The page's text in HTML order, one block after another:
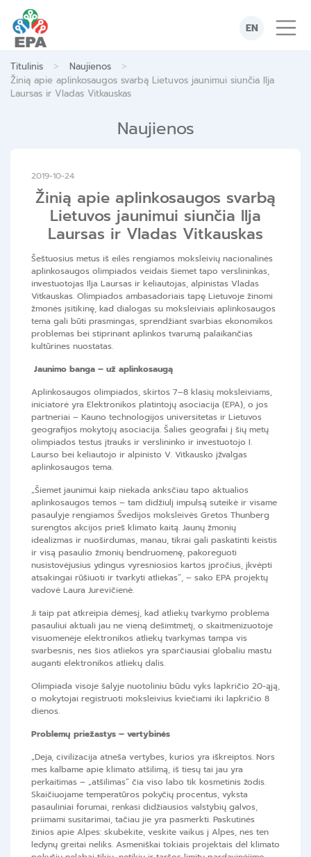
content
EN
Titulinis > Naujienos >
Žinią apie aplinkosaugos svarbą Lietuvos jaunimui siunčia Ilja
Laursas ir Vladas Vitkauskas
Naujienos
2019-10-24
Žinią apie aplinkosaugos svarbą
Lietuvos jaunimui siunčia Ilja
Laursas ir Vladas Vitkauskas
Šeštuosius metus iš eilės rengiamos moksleivių nacionalinės
aplinkosaugos olimpiados veidais šiemet tapo verslininkas,
investuotojas Ilja Laursas ir keliautojas, alpinistas Vladas
Vitkauskas. Olimpiados ambasadoriais tapę Lietuvoje žinomi
žmonės įsitikinę, kad dialogas su moksleiviais aplinkosaugos
tema gali būti prasmingas, sprendžiant svarbias ekonomikos
problemas bei stiprinant aplinkos tvarumą palaikančias
kultūrines nuostatas.
Jaunimo banga – už aplinkosaugą
Aplinkosaugos olimpiados, skirtos 7–8 klasių moksleiviams,
iniciatorė yra Elektronikos platintojų asociacija (EPA), o jos
partneriai – Kauno technologijos universitetas ir Lietuvos
geografijos mokytojų asociacija. Šalies geografai į šių metų
olimpiados testus įtrauks ir verslininko ir investuotojo I.
Laurso bei keliautojo ir alpinisto V. Vitkausko įžvalgas
aplinkosaugos tema.
„Šiemet jaunimui kaip niekada anksčiau tapo aktualios
aplinkosaugos temos – tam didžiulį impulsą suteikė ir visame
pasaulyje rengiamos Švedijos moksleivės Gretos Thunberg
surengtos akcijos prieš klimato kaitą. Jaunų žmonių
idealizmas ir nuoširdumas, manau, tikrai gali paskatinti keistis
ir visą pasaulio žmonių bendruomenę, pakoreguoti
nusistovėjusius ydingus vyresniosios kartos įpročius, įkvėpti
atsakingai rūšiuoti ir tvarkyti atliekas“, – sako EPA projektų
vadovė Laura Jurevičienė.
Ji taip pat atkreipia dėmesį, kad atliekų tvarkymo problema
pasauliui aktuali jau ne vieną dešimtmetį, o skaitmenizuotoje
visuomenėje elektronikos atliekų tvarkymas tampa vis
svarbesnis, nes šios atliekos yra sparčiausiai globaliu mastu
auganti elektronikos atliekų dalis.
Olimpiada visoje šalyje nuotoliniu būdu vyks lapkričio 20-ąją,
o mokytojai registruoti moksleivius kviečiami iki lapkričio 8
dienos.
Problemų priežastys – vertybinės
„Deja, civilizacija atneša vertybes, kurios yra iškreiptos. Nors
mes kalbame apie klimato atšilimą, iš tiesų tai jau yra
perkaitimas – „atšilimas“ čia viso labo tik kosmetinis žodis.
Skaičiuojame temperatūros pokyčių procentus, vyksta
pasauliniai forumai, renkasi didžiausios valstybių galvos,
priimami susitarimai, tačiau jie yra pasmerkti. Paskutinės
žinios apie Alpes: skubėkite, veskite vaikus į Alpes, nes ten
ledynų greitai neliks. Asmeniškai tokiais projektais dėl klimato